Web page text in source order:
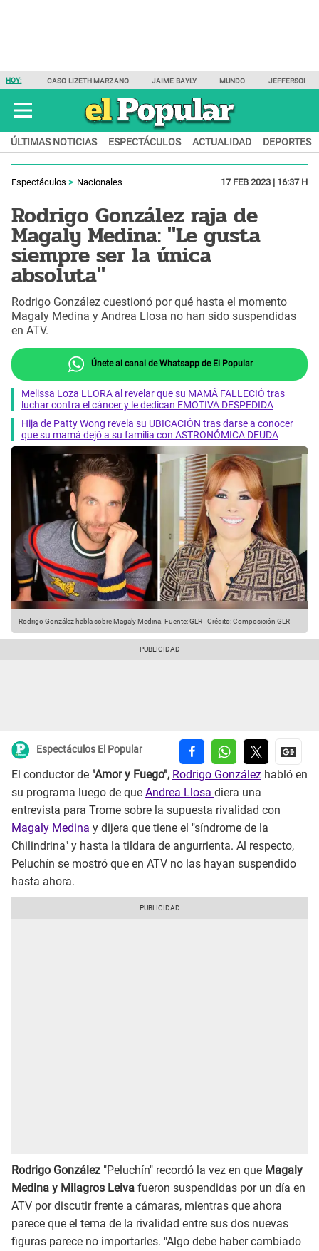
HOY: CASO LIZETH MARZANO JAIME BAYLY MUNDO JEFFERSON
ÚLTIMAS NOTICIAS ESPECTÁCULOS ACTUALIDAD DEPORTES
Espectáculos Nacionales 17 FEB 2023 | 16:37 H
Rodrigo González raja de
Magaly Medina: "Le gusta
siempre ser la única
absoluta"
Rodrigo González cuestionó por qué hasta el momento
Magaly Medina y Andrea Llosa no han sido suspendidas
en ATV.
Únete al canal de Whatsapp de El Popular
Melissa Loza LLORA al revelar que su MAMÁ FALLECIÓ tras
luchar contra el cáncer y le dedican EMOTIVA DESPEDIDA
Hija de Patty Wong revela su UBICACIÓN tras darse a conocer
que su mamá dejó a su familia con ASTRONÓMICA DEUDA
Rodrigo González habla sobre Magaly Medina. Fuente: GLR-Crédito: Composición GLR
Espectáculos El Popular
El conductor de "Amor y Fuego", Rodrigo González habló en
su programa luego de que Andrea Llosa diera una
entrevista para Trome sobre la supuesta rivalidad con
Magaly Medina y dijera que tiene el "síndrome de la
Chilindrina" y hasta la tildara de angurrienta. Al respecto,
Peluchín se mostró que en ATV no las hayan suspendido
hasta ahora.
Rodrigo González "Peluchín" recordó la vez en que Magaly
Medina y Milagros Leiva fueron suspendidas por un día en
ATV por discutir frente a cámaras, mientras que ahora
parece que el tema de la rivalidad entre sus dos nuevas
figuras parece no importarles. "Algo debe haber cambiado